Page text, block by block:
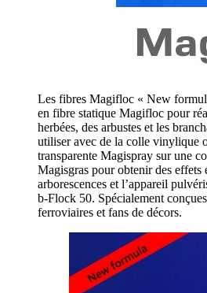
Les fibres Magifloc « New
en fibre statique Magifloc pour
herbées, des arbustes et les
utiliser avec de la colle vinylique
transparente Magispray sur une
Magisgras pour obtenir des effets
arborescences et l’appareil
b-Flock 50. Spécialement
ferroviaires et fans de décors.